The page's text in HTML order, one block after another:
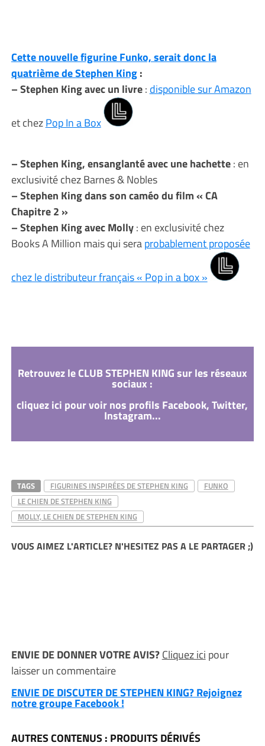
Cette nouvelle figurine Funko, serait donc la
quatrième de Stephen King:
– Stephen King avec un livre: disponible sur Amazon
et chezPop In a Box
– Stephen King, ensanglanté avec une hachette: en
exclusivité chez Barnes & Nobles
– Stephen King dans son caméo du film « CA
Chapitre 2 »
– Stephen King avec Molly: en exclusivité chez
Books A Million mais qui seraprobablement proposée
chez le distributeur français « Pop in a box »
Retrouvez le CLUB STEPHEN KING sur les réseaux
sociaux :
cliquez ici pour voir nos profils Facebook, Twitter,
Instagram...
TAGS FIGURINES INSPIRÉES DE STEPHEN KING
FUNKO
LE CHIEN DE STEPHEN KING
MOLLY, LE CHIEN DE STEPHEN KING
VOUS AIMEZ L'ARTICLE? N'HESITEZ PAS A LE PARTAGER ;)
ENVIE DE DONNER VOTRE AVIS?Cliquez ici pour
laisser un commentaire
ENVIE DE DISCUTER DE STEPHEN KING? Rejoignez
notre groupe Facebook !
AUTRES CONTENUS : PRODUITS DÉRIVÉS